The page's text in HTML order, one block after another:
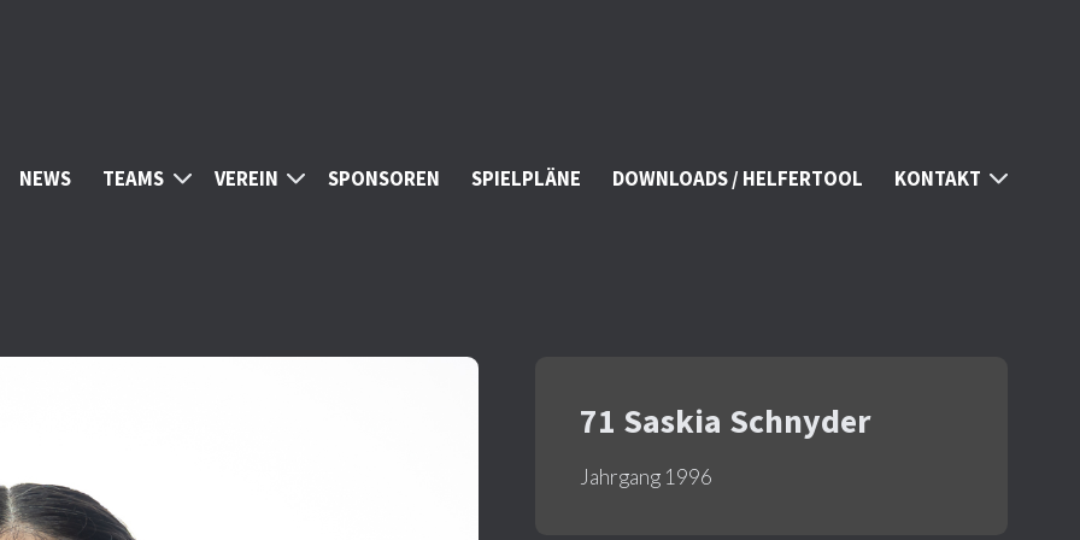
NEWS TEAMS VEREIN SPONSOREN SPIELPLÄNE DOWNLOADS / HELFERTOOL KONTAKT
71 Saskia Schnyder
Jahrgang 1996